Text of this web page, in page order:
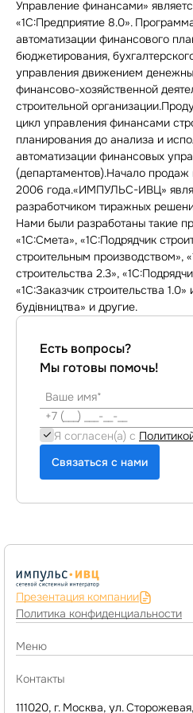
Управление финансами»
«1С:Предприятие 8.0».
автоматизации финансового
бюджетирования,
управления движением
финансово-хозяйственной
строительной
цикл управления финансами
планирования до анализа и
автоматизации финансовых
(департаментов).Начало продаж
2006 года.«ИМПУЛЬС-ИВЦ»
разработчиком тиражных
Нами были разработаны такие
«1С:Смета», «1С:Подрядчик
строительным производством»,
строительства 2.3»,
«1С:Заказчик строительства 1.0»
будівництва» и другие.
Есть вопросы?
Мы готовы помочь!
Я согласен(а) с
Связаться с нами
Презентация компании
Политика конфиденциальности
Меню
О компании
Контакты
111020, г. Москва, ул.